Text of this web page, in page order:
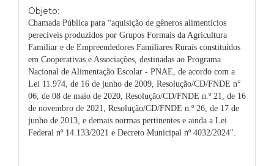
Objeto:
Chamada Pública para “aquisição de gêneros alimentícios
perecíveis produzidos por Grupos Formais da Agricultura
Familiar e de Empreendedores Familiares Rurais constituídos
em Cooperativas e Associações, destinadas ao Programa
Nacional de Alimentação Escolar - PNAE, de acordo com a
Lei 11.974, de 16 de junho de 2009, Resolução/CD/FNDE n°
06, de 08 de maio de 2020, Resolução/CD/FNDE n.º 21, de 16
de novembro de 2021, Resolução/CD/FNDE n.º 26, de 17 de
junho de 2013, e demais normas pertinentes e ainda a Lei
Federal nº 14.133/2021 e Decreto Municipal nº 4032/2024".